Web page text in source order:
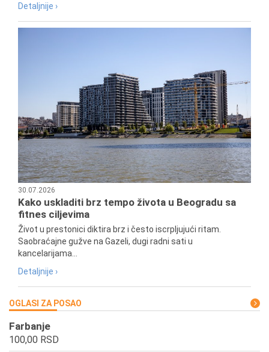
Detaljnije ›
30.07.2026
Kako uskladiti brz tempo života u Beogradu sa
fitnes ciljevima
Život u prestonici diktira brz i često iscrpljujući ritam.
Saobraćajne gužve na Gazeli, dugi radni sati u
kancelarijama...
Detaljnije ›
OGLASI ZA POSAO
Farbanje
100,00 RSD